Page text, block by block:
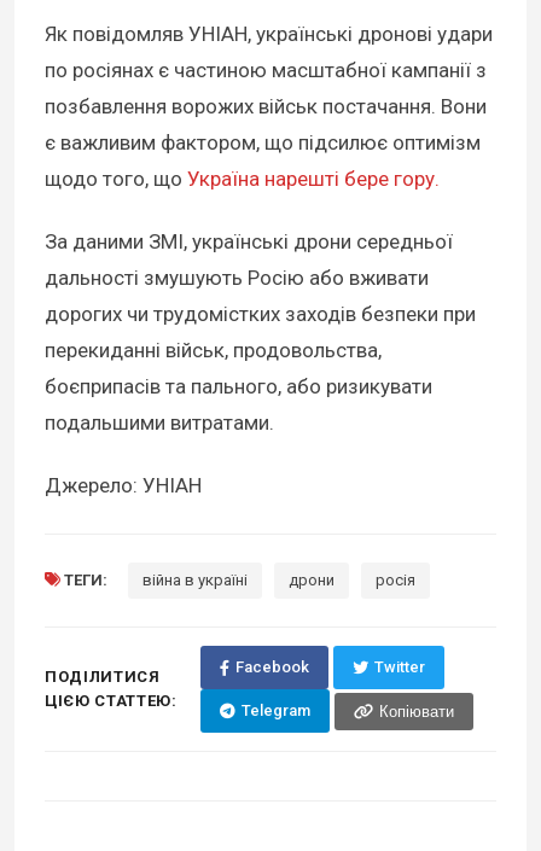
Як повідомляв УНІАН, українські дронові удари
по росіянах є частиною масштабної кампанії з
позбавлення ворожих військ постачання. Вони
є важливим фактором, що підсилює оптимізм
щодо того, що Україна нарешті бере гору.
За даними ЗМІ, українські дрони середньої
дальності змушують Росію або вживати
дорогих чи трудомістких заходів безпеки при
перекиданні військ, продовольства,
боєприпасів та пального, або ризикувати
подальшими витратами.
Джерело: УНІАН
ТЕГИ: війна в україні дрони росія
ПОДІЛИТИСЯ
ЦІЄЮ СТАТТЕЮ:
Facebook Twitter
Telegram Копіювати